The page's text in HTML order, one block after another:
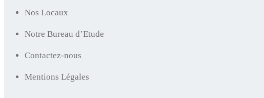
Nos Locaux
Notre Bureau d’Etude
Contactez-nous
Mentions Légales